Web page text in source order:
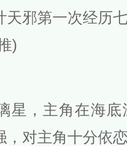
天邪第一次经
)
星，主角在海
，对主角十分依